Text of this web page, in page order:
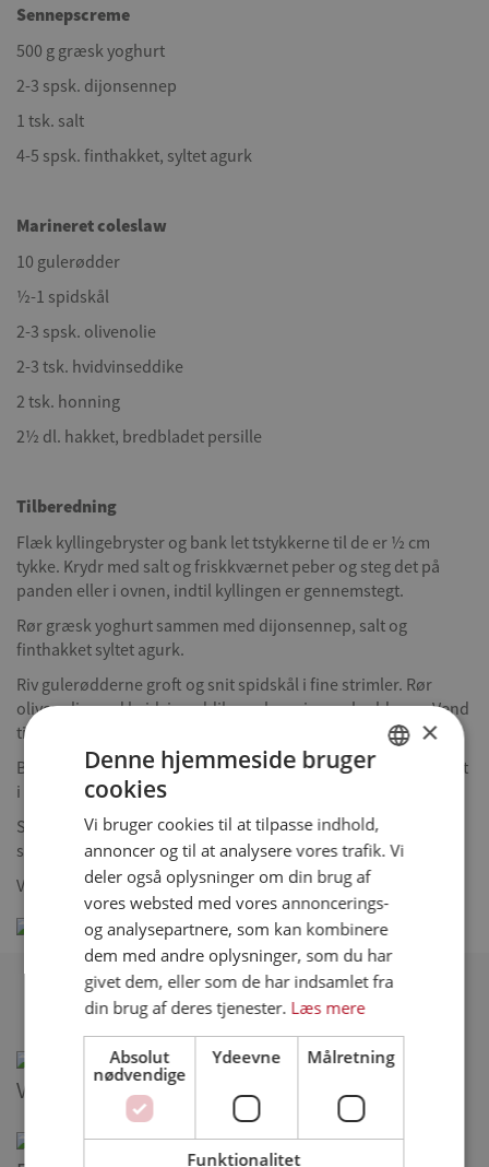
Sennepscreme
500 g græsk yoghurt
2-3 spsk. dijonsennep
1 tsk. salt
4-5 spsk. finthakket, syltet agurk
Marineret coleslaw
10 gulerødder
½-1 spidskål
2-3 spsk. olivenolie
2-3 tsk. hvidvinseddike
2 tsk. honning
2½ dl. hakket, bredbladet persille
Tilberedning
Flæk kyllingebryster og bank let tstykkerne til de er ½ cm
tykke. Krydr med salt og friskkværnet peber og steg det på
panden eller i ovnen, indtil kyllingen er gennemstegt.
Rør græsk yoghurt sammen med dijonsennep, salt og
finthakket syltet agurk.
Riv gulerødderne groft og snit spidskål i fine strimler. Rør
olivenolie med hvidvinseddike og honning og hæld over. Vend
til sidst det hele godt sammen med persille.
Brug et kyllingebryst pr. burger som bund og låg, og læg fyldet
i midten.
Server omvendt kyllingeburger med ekstra coleslaw og
sennepscreme.
Velbekomme!
Relaterede opskrifter
Varm sandwich med kylling
ENGLISH
GERMAN
×
Denne hjemmeside bruger
cookies
Vi bruger cookies til at tilpasse indhold,
annoncer og til at analysere vores trafik. Vi
deler også oplysninger om din brug af
vores websted med vores annoncerings-
og analysepartnere, som kan kombinere
dem med andre oplysninger, som du har
givet dem, eller som de har indsamlet fra
din brug af deres tjenester. Læs mere
Absolut
nødvendige
Ydeevne Målretning
Funktionalitet